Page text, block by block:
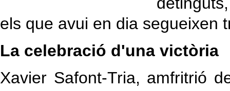
els que avui en dia segueixen
La celebració d'una victòria
Xavier Safont-Tria, amfritrió